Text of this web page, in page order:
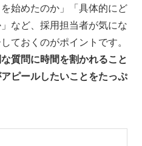
始めたのか」「具体的にど
など、採用担当者が気にな
ておくのがポイントです。
質問に時間を割かれること
ピールしたいことをたっぷ